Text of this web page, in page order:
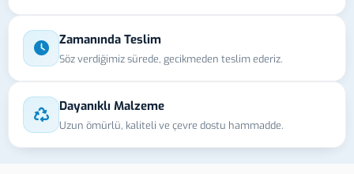
Zamanında Teslim
Söz verdiğimiz sürede, gecikmeden teslim ederiz.
Dayanıklı Malzeme
Uzun ömürlü, kaliteli ve çevre dostu hammadde.